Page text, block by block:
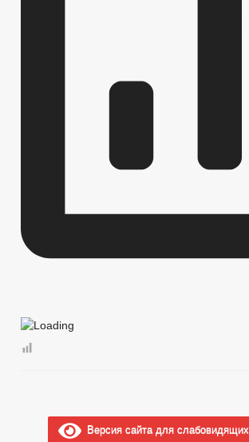
Версия сайта для слабовидящих